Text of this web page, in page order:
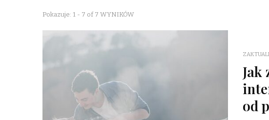
Pokazuje: 1 - 7 of 7 WYNIKÓW
Jak
od